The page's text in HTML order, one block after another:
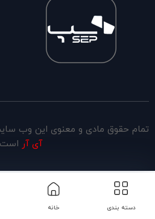
تمام حقوق مادی و معنوی این وب
آی آر
دسته بندی خانه